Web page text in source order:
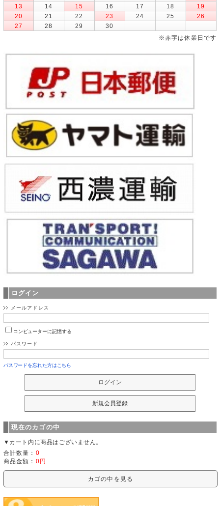
13
14 15 16 17 18
19
20
21 22 23 24 25
26
27
28 29
30
※赤字は休業日です
ログイン
メールアドレス
コンピューターに記憶する
パスワード
パスワードを忘れた方はこちら
現在のカゴの中
▼カート内に商品はございません。
合計数量： 0
商品金額： 0円
カゴの中を見る